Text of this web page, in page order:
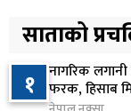
५
स्वीकृत,
११ घण्टा
साताको
१ नागरिक
फरक, हिसाब